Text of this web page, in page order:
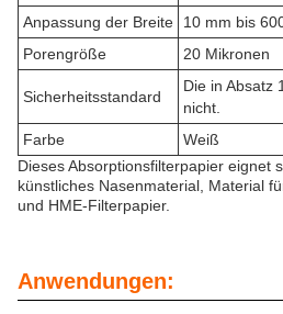
Anpassung der Breite
10 mm bis
Porengröße
20 Mikronen
Sicherheitsstandard
Die in Absatz
nicht.
Farbe
Weiß
Dieses Absorptionsfilterpapier eignet
künstliches Nasenmaterial, Material
und HME-Filterpapier.
Anwendungen: